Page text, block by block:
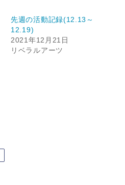
先週の活動記録(12.13～
12.19)
2021年12月21日
リベラルアーツ